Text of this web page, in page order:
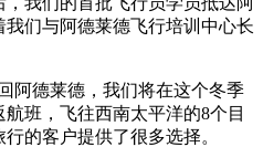
们与阿德莱德飞行培训中心长
德莱德，我们将在这个冬季
班，飞往西南太平洋的8个目
的客户提供了很多选择。